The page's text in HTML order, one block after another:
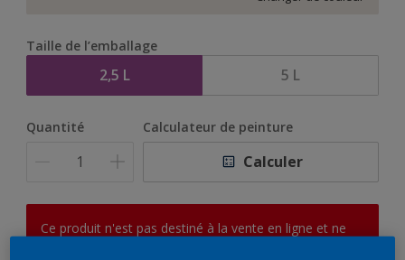
Taille de l’emballage
2,5 L 5 L
Quantité Calculateur de peinture
Calculer
Ce produit n'est pas destiné à la vente en ligne et ne